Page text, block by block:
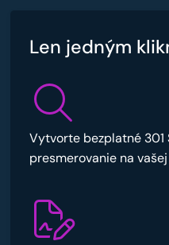
Len jedným
Vytvorte bezplatné 301
presmerovanie na